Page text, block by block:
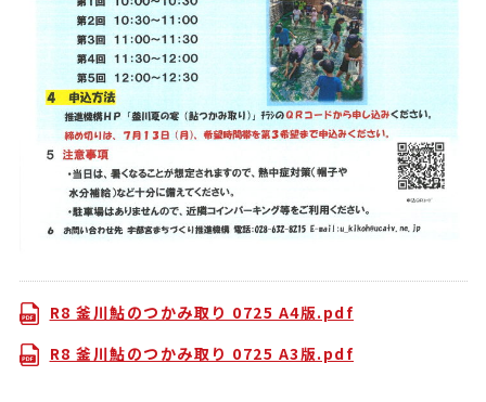
R8 釜川鮎のつかみ取り 0725 A4版.pdf
R8 釜川鮎のつかみ取り 0725 A3版.pdf